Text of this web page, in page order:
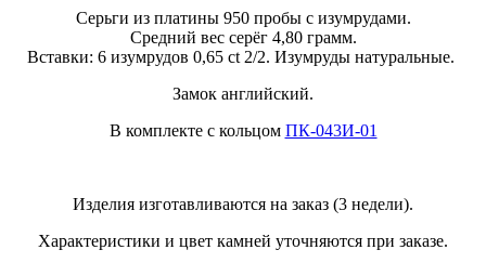
Серьги из платины 950 пробы с изумрудами.
Средний вес серёг 4,80 грамм.
Вставки: 6 изумрудов 0,65 ct 2/2. Изумруды натуральные.
Замок английский.
В комплекте с кольцом ПК-043И-01
Изделия изготавливаются на заказ (3 недели).
Характеристики и цвет камней уточняются при заказе.